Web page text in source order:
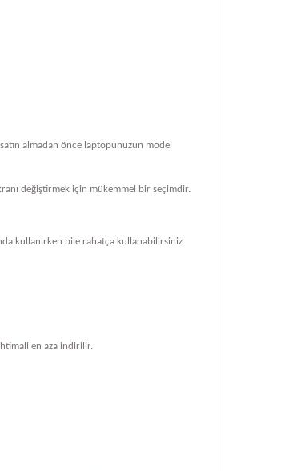
almadan önce laptopunuzun model
değiştirmek için mükemmel bir seçimdir.
kullanırken bile rahatça kullanabilirsiniz.
en aza indirilir.